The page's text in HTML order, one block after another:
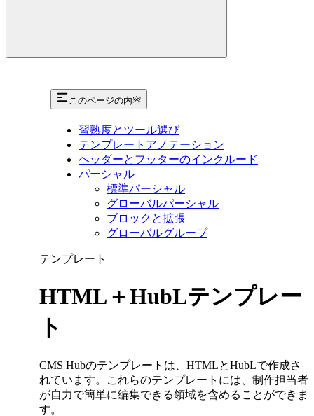
このページの内容
習熟度とツール選び
テンプレートアノテーション
ヘッダーとフッターのインクルード
パーシャル
標準パーシャル
グローバルパーシャル
ブロックと拡張
グローバルグループ
テンプレート
HTML＋HubLテンプレー
ト
CMS Hubのテンプレートは、HTMLとHubLで作成さ
れています。これらのテンプレートには、制作担当者
が自力で簡単に編集できる領域を含めることができま
す。